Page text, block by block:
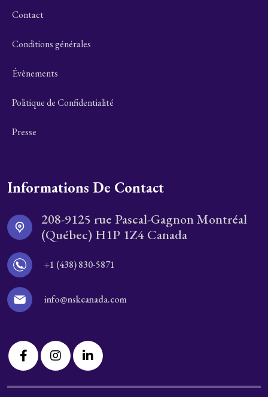
Contact
Conditions générales
Évènements
Politique de Confidentialité
Presse
Informations De Contact
208-9125 rue Pascal-Gagnon Montréal
(Québec) H1P 1Z4 Canada
+1 (438) 830-5871
info@nskcanada.com